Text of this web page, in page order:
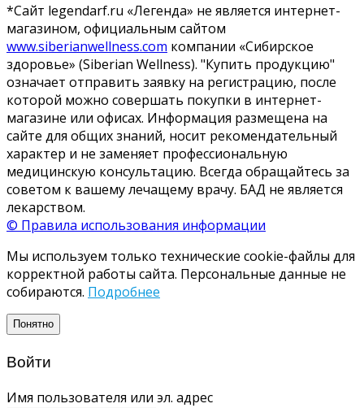
*Сайт legendarf.ru «Легенда» не является интернет-
магазином, официальным сайтом
www.siberianwellness.com компании «Сибирское
здоровье» (Siberian Wellness). "Купить продукцию"
означает отправить заявку на регистрацию, после
которой можно совершать покупки в интернет-
магазине или офисах. Информация размещена на
сайте для общих знаний, носит рекомендательный
характер и не заменяет профессиональную
медицинскую консультацию. Всегда обращайтесь за
советом к вашему лечащему врачу. БАД не является
лекарством.
© Правила использования информации
Мы используем только технические cookie-файлы для
корректной работы сайта. Персональные данные не
собираются. Подробнее
Понятно
Войти
Имя пользователя или эл. адрес